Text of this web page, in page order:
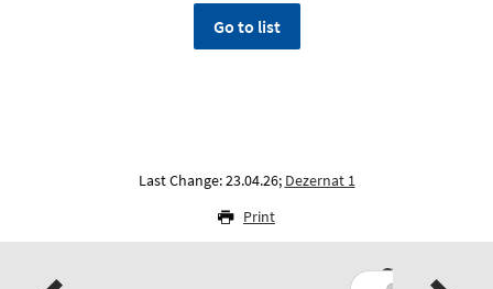
Go to list
Last Change: 23.04.26; Dezernat 1
Print